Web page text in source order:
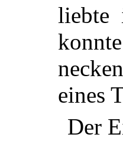
liebte
eines
Der